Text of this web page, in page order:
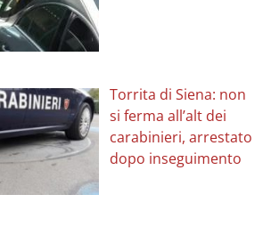
Torrita di Siena: non
si ferma all’alt dei
carabinieri, arrestato
dopo inseguimento